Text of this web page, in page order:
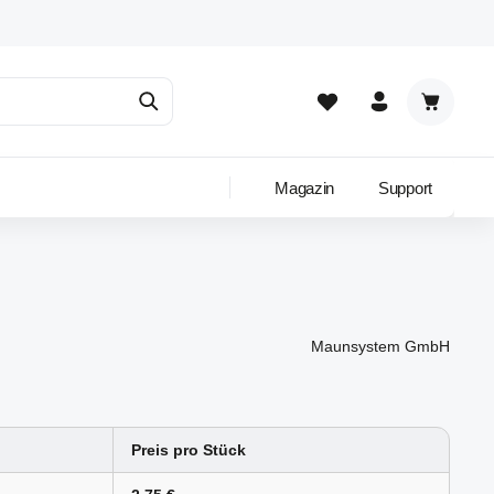
Magazin Support
Maunsystem GmbH
Preis pro Stück